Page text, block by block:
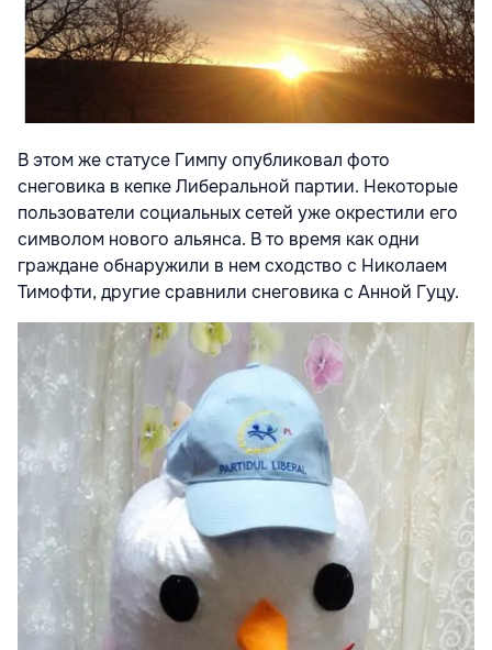
В этом же статусе Гимпу опубликовал фото
снеговика в кепке Либеральной партии. Некоторые
пользователи социальных сетей уже окрестили его
символом нового альянса. В то время как одни
граждане обнаружили в нем сходство с Николаем
Тимофти, другие сравнили снеговика с Анной Гуцу.